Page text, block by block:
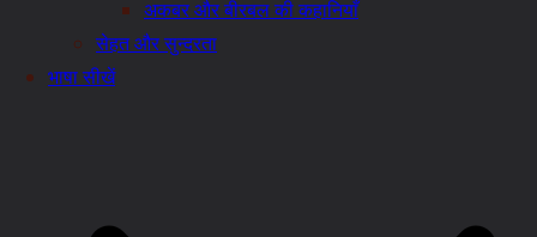
अकबर और बीरबल की कहानियाँ
सेहत और सुन्दरता
भाषा सीखें